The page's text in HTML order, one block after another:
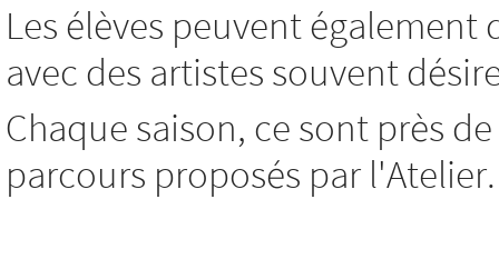
Les élèves peuvent
avec des artistes souvent
Chaque saison, ce sont près
parcours proposés par l'Atelier.